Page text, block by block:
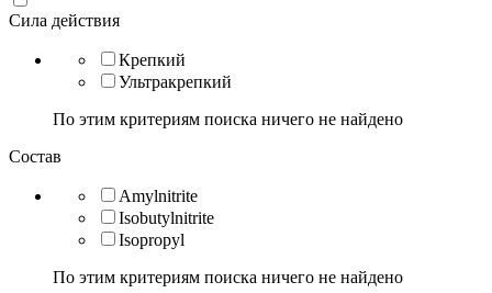
Сила действия
Крепкий
Ультракрепкий
По этим критериям поиска ничего не найдено
Состав
Amylnitrite
Isobutylnitrite
Isopropyl
По этим критериям поиска ничего не найдено